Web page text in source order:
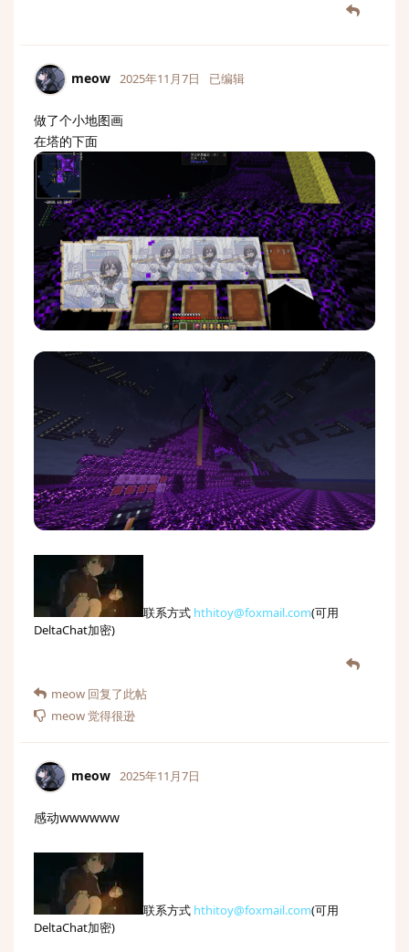
meow 2025年11月7日 已编辑
做了个小地图画
在塔的下面
联系方式 hthitoy@foxmail.com(可用
DeltaChat加密)
meow 回复了此帖
meow觉得很逊
meow 2025年11月7日
感动wwwwww
联系方式 hthitoy@foxmail.com(可用
DeltaChat加密)